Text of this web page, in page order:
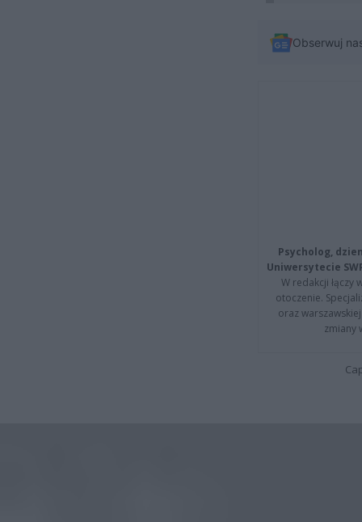
Obserwuj
Psycholog,
Uniwersytecie
W redakcji łączy
otoczenie.
oraz
zmiany